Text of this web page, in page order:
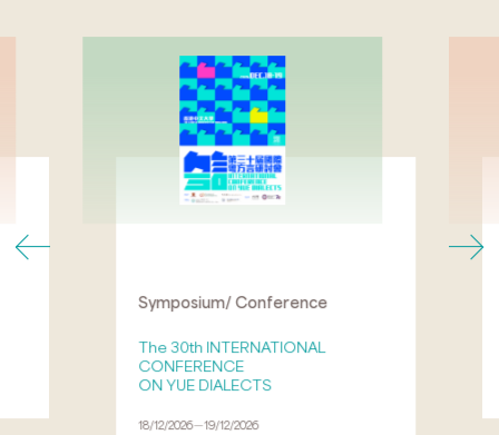
Symposium/ Conference
The 30th INTERNATIONAL
CONFERENCE
ON YUE DIALECTS
18/12/2026－19/12/2026